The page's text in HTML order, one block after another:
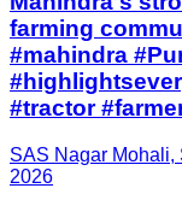
farming
#mahindra
#tractor
SAS Nagar Mohali,
2026